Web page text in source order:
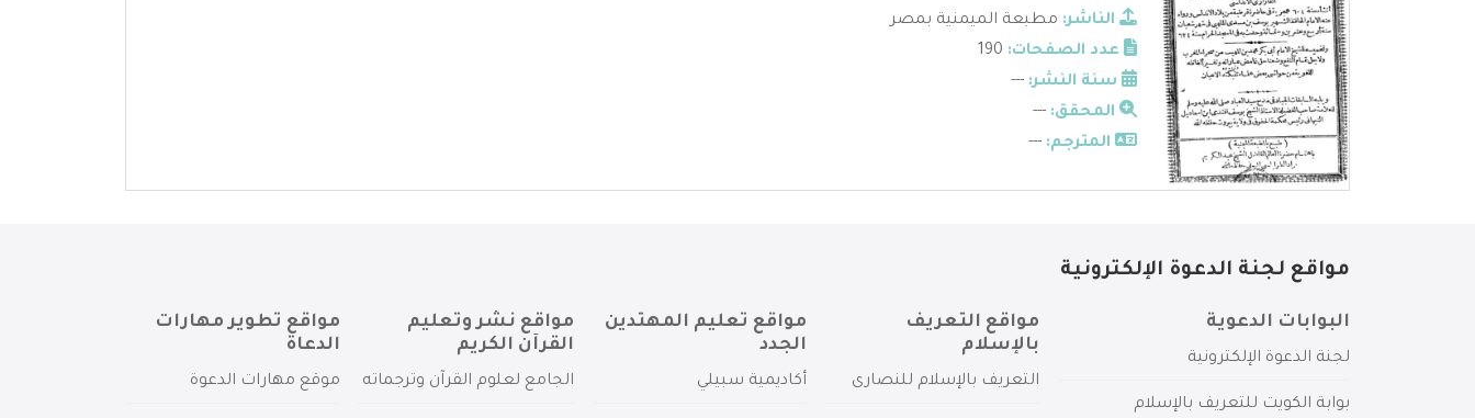
الناشر: مطبعة الميمنية بمصر
عدد الصفحات:
سنة النشر: ---
المحقق: ---
المترجم: ---
مواقع لجنة الدعوة الإلكترونية
البوابات الدعوية
لجنة الدعوة الإلكترونية
بوابة الكويت للتعريف بالإسلام
مواقع التعريف
بالإسلام
التعريف بالإسلام للنصارى
مواقع تعليم المهتدين
الجدد
أكاديمية سبيلي
مواقع نشر وتعليم
القرآن الكريم
الجامع لعلوم القرآن وترجماته
مواقع تطوير مهارات
الدعاة
موقع مهارات الدعوة